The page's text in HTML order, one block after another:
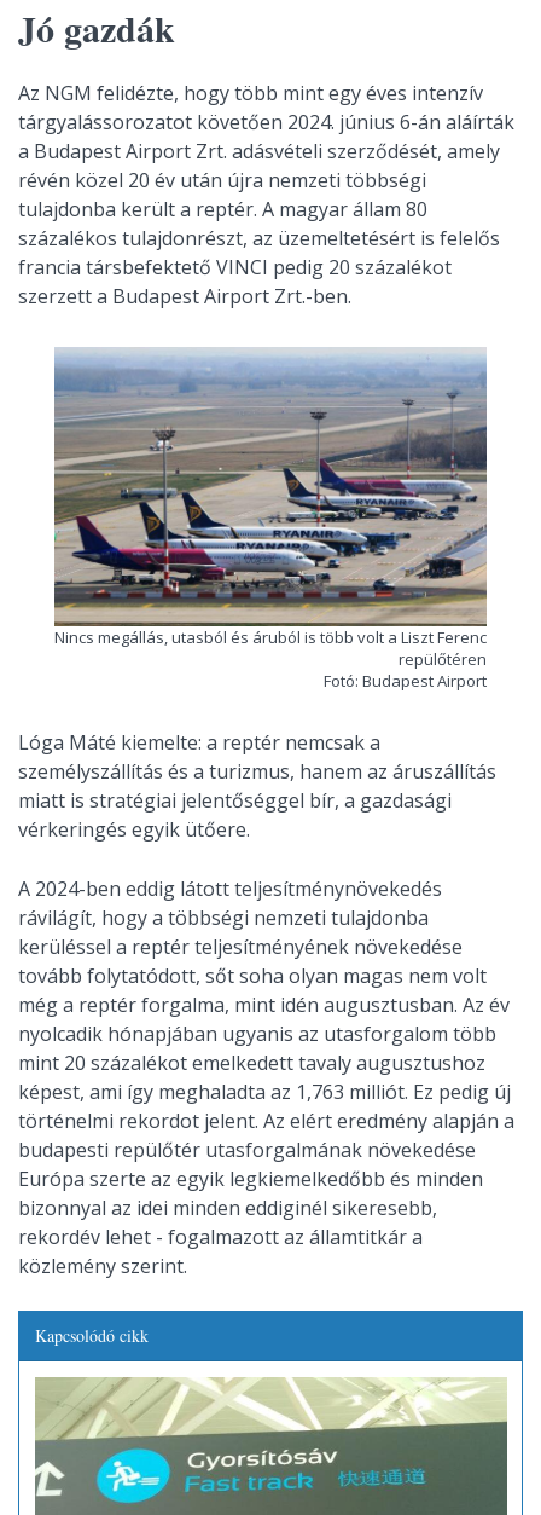
Jó gazdák
Az NGM felidézte, hogy több mint egy éves intenzív
tárgyalássorozatot követően 2024. június 6-án aláírták
a Budapest Airport Zrt. adásvételi szerződését, amely
révén közel 20 év után újra nemzeti többségi
tulajdonba került a reptér. A magyar állam 80
százalékos tulajdonrészt, az üzemeltetésért is felelős
francia társbefektető VINCI pedig 20 százalékot
szerzett a Budapest Airport Zrt.-ben.
Nincs megállás, utasból és áruból is több volt a Liszt Ferenc
repülőtéren
Fotó: Budapest Airport
Lóga Máté kiemelte: a reptér nemcsak a
személyszállítás és a turizmus, hanem az áruszállítás
miatt is stratégiai jelentőséggel bír, a gazdasági
vérkeringés egyik ütőere.
A 2024-ben eddig látott teljesítménynövekedés
rávilágít, hogy a többségi nemzeti tulajdonba
kerüléssel a reptér teljesítményének növekedése
tovább folytatódott, sőt soha olyan magas nem volt
még a reptér forgalma, mint idén augusztusban. Az év
nyolcadik hónapjában ugyanis az utasforgalom több
mint 20 százalékot emelkedett tavaly augusztushoz
képest, ami így meghaladta az 1,763 milliót. Ez pedig új
történelmi rekordot jelent. Az elért eredmény alapján a
budapesti repülőtér utasforgalmának növekedése
Európa szerte az egyik legkiemelkedőbb és minden
bizonnyal az idei minden eddiginél sikeresebb,
rekordév lehet - fogalmazott az államtitkár a
közlemény szerint.
Kapcsolódó cikk